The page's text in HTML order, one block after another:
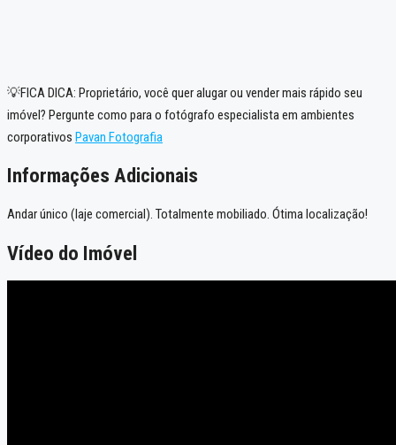
💡FICA DICA: Proprietário, você quer alugar ou vender mais rápido seu
imóvel? Pergunte como para o fotógrafo especialista em ambientes
corporativos Pavan Fotografia
Informações Adicionais
Andar único (laje comercial). Totalmente mobiliado. Ótima localização!
Vídeo do Imóvel